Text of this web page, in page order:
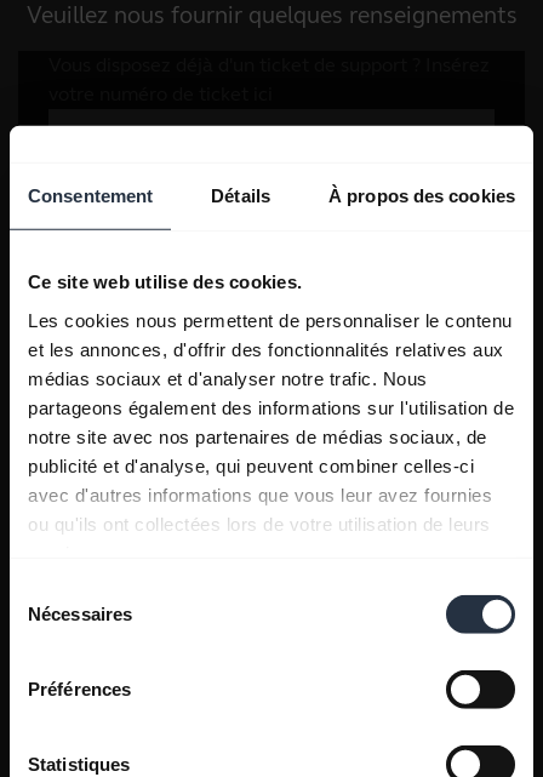
Consentement Détails À propos des cookies
Ce site web utilise des cookies.
Les cookies nous permettent de personnaliser le contenu
et les annonces, d'offrir des fonctionnalités relatives aux
médias sociaux et d'analyser notre trafic. Nous
partageons également des informations sur l'utilisation de
notre site avec nos partenaires de médias sociaux, de
publicité et d'analyse, qui peuvent combiner celles-ci
avec d'autres informations que vous leur avez fournies
ou qu'ils ont collectées lors de votre utilisation de leurs
Nécessaires
Préférences
Statistiques
Veuillez nous fournir quelques renseignements